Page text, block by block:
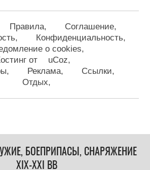
Правила
Соглашение
Конфиденциальность
о cookies
от
uCoz
Реклама
Ссылки
Отдых
БОЕПРИПАСЫ, СНАРЯЖЕНИЕ
XIX-XXI ВВ